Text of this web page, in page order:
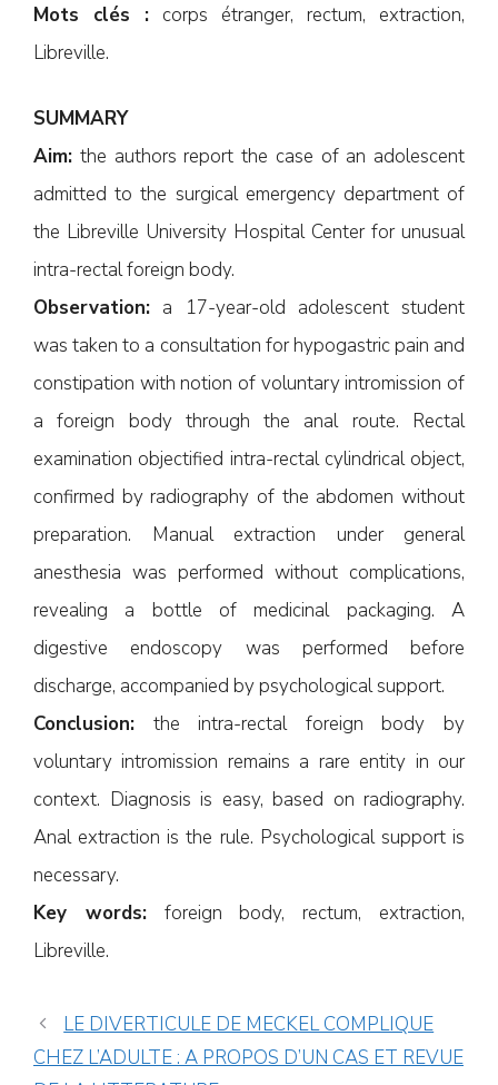
Mots clés : corps étranger, rectum, extraction,
Libreville.
SUMMARY
Aim: the authors report the case of an adolescent
admitted to the surgical emergency department of
the Libreville University Hospital Center for unusual
intra-rectal foreign body.
Observation: a 17-year-old adolescent student
was taken to a consultation for hypogastric pain and
constipation with notion of voluntary intromission of
a foreign body through the anal route. Rectal
examination objectified intra-rectal cylindrical object,
confirmed by radiography of the abdomen without
preparation. Manual extraction under general
anesthesia was performed without complications,
revealing a bottle of medicinal packaging. A
digestive endoscopy was performed before
discharge, accompanied by psychological support.
Conclusion: the intra-rectal foreign body by
voluntary intromission remains a rare entity in our
context. Diagnosis is easy, based on radiography.
Anal extraction is the rule. Psychological support is
necessary.
Key words:foreign body, rectum, extraction,
Libreville.
LE DIVERTICULE DE MECKEL COMPLIQUE
CHEZ L’ADULTE : A PROPOS D’UN CAS ET REVUE